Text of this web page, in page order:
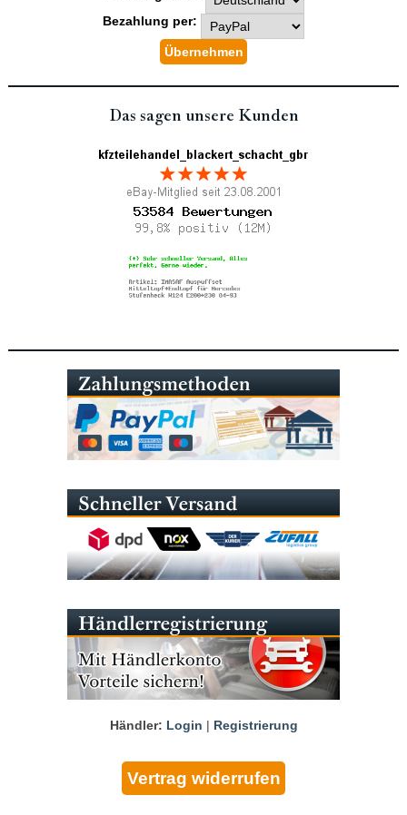
Bezahlung per:
Das sagen unsere Kunden
Händler: Login | Registrierung